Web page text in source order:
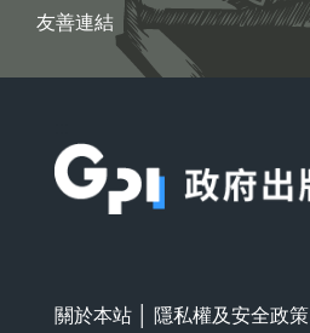
友善連結
關於本站 隱私權及安全政策